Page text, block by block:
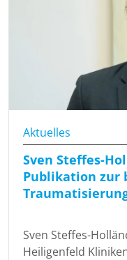
Aktuelles
Sven Steffes-
Publikation zur
Sven Steffes-
Heiligenfeld